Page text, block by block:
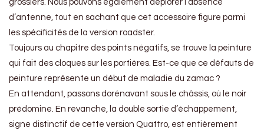
grossiers. Nous pouvons également déplorer l’absence
d’antenne, tout en sachant que cet accessoire figure parmi
les spécificités de la version roadster.
Toujours au chapitre des points négatifs, se trouve la peinture
qui fait des cloques sur les portières. Est-ce que ce défauts de
peinture représente un début de maladie du zamac ?
En attendant, passons dorénavant sous le châssis, où le noir
prédomine. En revanche, la double sortie d’échappement,
signe distinctif de cette version Quattro, est entièrement